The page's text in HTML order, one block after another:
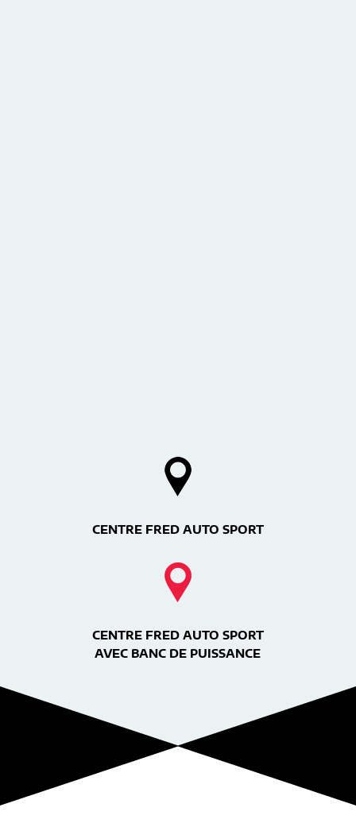
CENTRE FRED AUTO SPORT
CENTRE FRED AUTO SPORT
AVEC BANC DE PUISSANCE